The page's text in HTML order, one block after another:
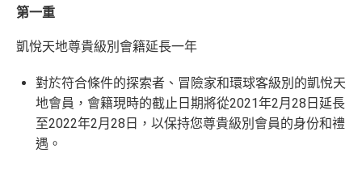
第一重
凱悅天地尊貴級別會籍延長一年
對於符合條件的探索者、冒險家和環球客級別的凱悅天
地會員，會籍現時的截止日期將從2021年2月28日延長
至2022年2月28日，以保持您尊貴級別會員的身份和禮
遇。